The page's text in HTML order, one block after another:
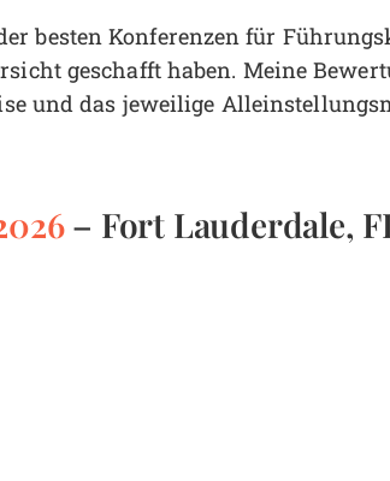
besten Konferenzen für
geschafft haben. Meine
und das jeweilige
– Fort Lauderdale,